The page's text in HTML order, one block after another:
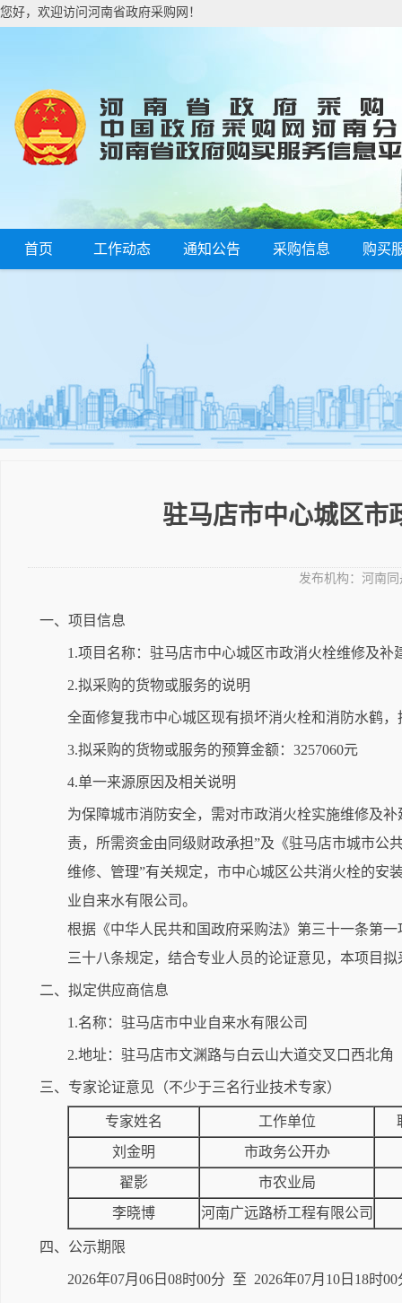
您好，欢迎访问河南省政府采购网！
首页 工作动态 通知公告 采购信息 购买
驻马店市中心城区市
发布机构： 河南
一、项目信息
1.项目名称：驻马店市中心城区市政消火栓维修及补
2.拟采购的货物或服务的说明
全面修复我市中心城区现有损坏消火栓和消防水鹤
3.拟采购的货物或服务的预算金额：3257060元
4.单一来源原因及相关说明
为保障城市消防安全，需对市政消火栓实施维修及
责，所需资金由同级财政承担”及《驻马店市城市公
维修、管理”有关规定，市中心城区公共消火栓的安
业自来水有限公司。
根据《中华人民共和国政府采购法》第三十一条第
三十八条规定，结合专业人员的论证意见，本项目
二、拟定供应商信息
1.名称：驻马店市中业自来水有限公司
2.地址：驻马店市文渊路与白云山大道交叉口西北角
三、专家论证意见（不少于三名行业技术专家）
专家姓名 工作单位
刘金明
市政务公开办
翟影
市农业局
李晓博
河南广远路桥工程有限公司
四、公示期限
2026年07月06日08时00分 至 2026年07月10日18时